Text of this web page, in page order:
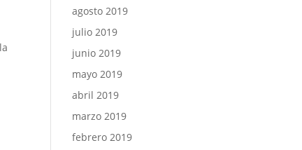
agosto 2019
julio 2019
junio 2019
mayo 2019
abril 2019
marzo 2019
febrero 2019